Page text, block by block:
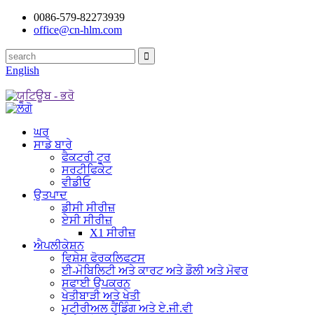
0086-579-82273939
office@cn-hlm.com
English
ਘਰ
ਸਾਡੇ ਬਾਰੇ
ਫੈਕਟਰੀ ਟੂਰ
ਸਰਟੀਫਿਕੇਟ
ਵੀਡੀਓ
ਉਤਪਾਦ
ਡੀਸੀ ਸੀਰੀਜ਼
ਏਸੀ ਸੀਰੀਜ਼
X1 ਸੀਰੀਜ਼
ਐਪਲੀਕੇਸ਼ਨ
ਵਿਸ਼ੇਸ਼ ਫੋਰਕਲਿਫਟਸ
ਈ-ਮੋਬਿਲਿਟੀ ਅਤੇ ਕਾਰਟ ਅਤੇ ਡੌਲੀ ਅਤੇ ਮੋਵਰ
ਸਫਾਈ ਉਪਕਰਨ
ਖੇਤੀਬਾੜੀ ਅਤੇ ਖੇਤੀ
ਮਟੀਰੀਅਲ ਹੈਂਡਿੰਗ ਅਤੇ ਏ.ਜੀ.ਵੀ